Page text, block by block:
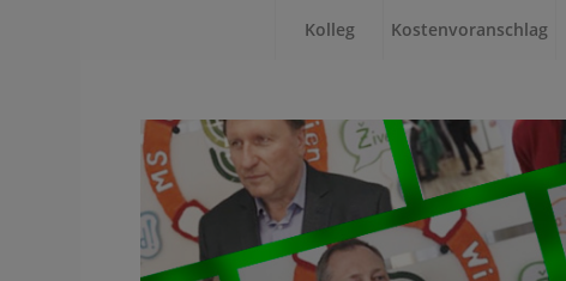
Kolleg Kostenvoranschlag